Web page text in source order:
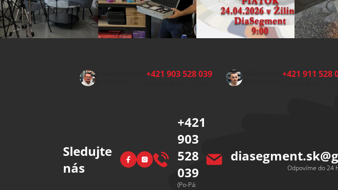
PORADENSTVÍ+421 903 528 039
HŘBITOVNÍ+421 911 528
Sledujte
nás
FacebookInstagram
+421
903
528
039
(Po-Pá:
diasegment.sk@
Odpovíme do 24 h